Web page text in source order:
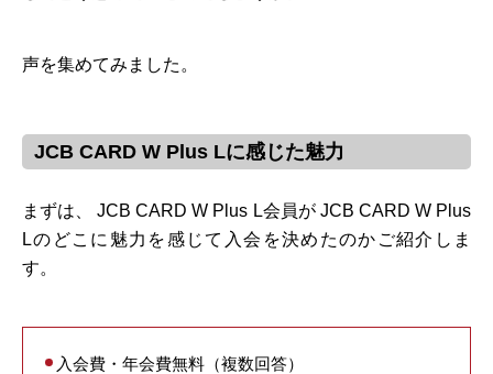
声を集めてみました。
JCB CARD W Plus Lに感じた魅力
まずは、 JCB CARD W Plus L会員が JCB CARD W Plus
Lのどこに魅力を感じて入会を決めたのかご紹介しま
す。
入会費・年会費無料（複数回答）